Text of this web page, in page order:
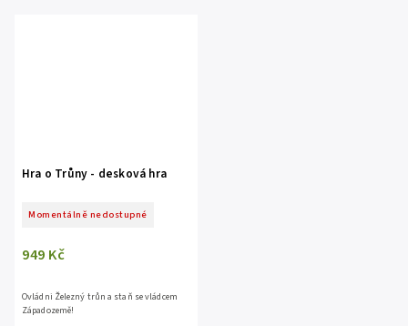
Hra o Trůny - desková hra
Momentálně nedostupné
949 Kč
Ovládni Železný trůn a staň se vládcem
Západozemě!